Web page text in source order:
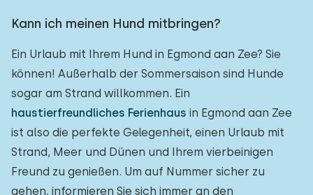
Kann ich meinen Hund mitbringen?
Ein Urlaub mit Ihrem Hund in Egmond aan Zee? Sie
können! Außerhalb der Sommersaison sind Hunde
sogar am Strand willkommen. Ein
haustierfreundliches Ferienhaus in Egmond aan Zee
ist also die perfekte Gelegenheit, einen Urlaub mit
Strand, Meer und Dünen und Ihrem vierbeinigen
Freund zu genießen. Um auf Nummer sicher zu
gehen, informieren Sie sich immer an den